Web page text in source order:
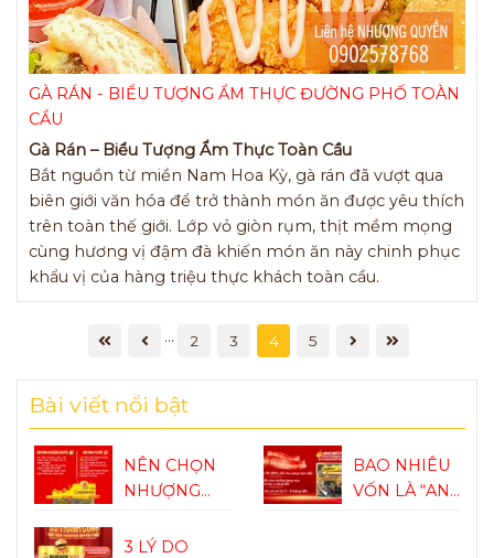
GÀ RÁN - BIỂU TƯỢNG ẨM THỰC ĐƯỜNG PHỐ TOÀN
CẦU
Gà Rán – Biểu Tượng Ẩm Thực Toàn Cầu
Bắt nguồn từ miền Nam Hoa Kỳ, gà rán đã vượt qua
biên giới văn hóa để trở thành món ăn được yêu thích
trên toàn thế giới. Lớp vỏ giòn rụm, thịt mềm mọng
cùng hương vị đậm đà khiến món ăn này chinh phục
khẩu vị của hàng triệu thực khách toàn cầu.
... 2 3 4 5
Bài viết nổi bật
NÊN CHỌN
NHƯỢNG
TỰ MỞ KHI
BAO NHIÊU
VỐN LÀ “AN
3 LÝ DO